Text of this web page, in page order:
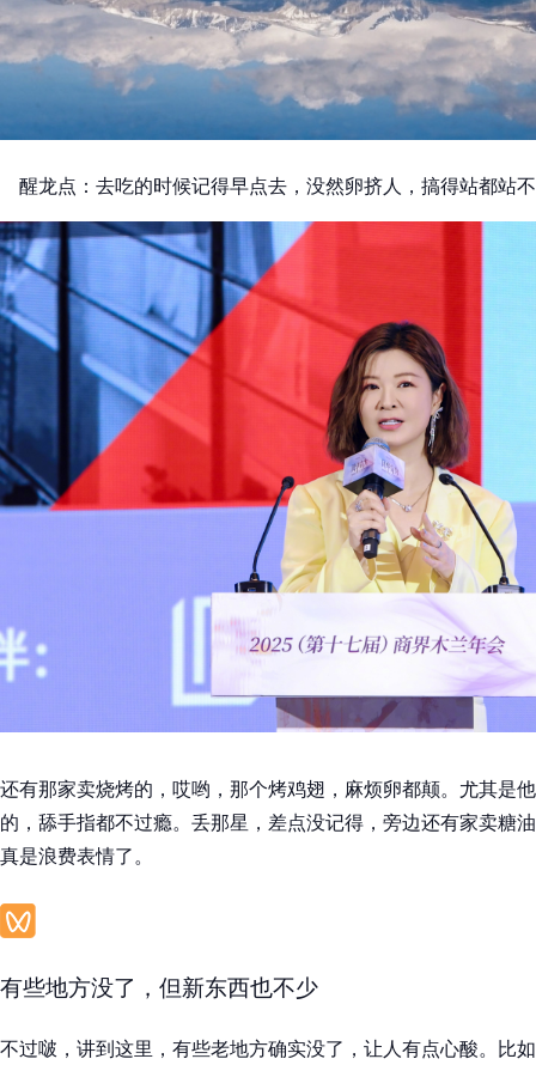
醒龙点：去吃的时候记得早点去，没然卵挤人，搞得站都站
还有那家卖烧烤的，哎哟，那个烤鸡翅，麻烦卵都颠。尤其是
的，舔手指都不过瘾。丢那星，差点没记得，旁边还有家卖糖
真是浪费表情了。
有些地方没了，但新东西也不少
不过啵，讲到这里，有些老地方确实没了，让人有点心酸。比